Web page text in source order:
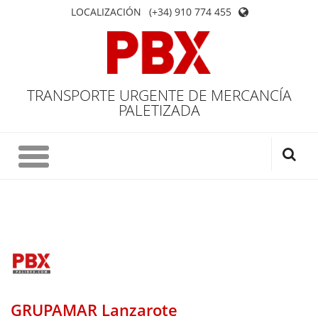
LOCALIZACIÓN (+34) 910 774 455
TRANSPORTE URGENTE DE MERCANCÍA
PALETIZADA
GRUPAMAR Lanzarote